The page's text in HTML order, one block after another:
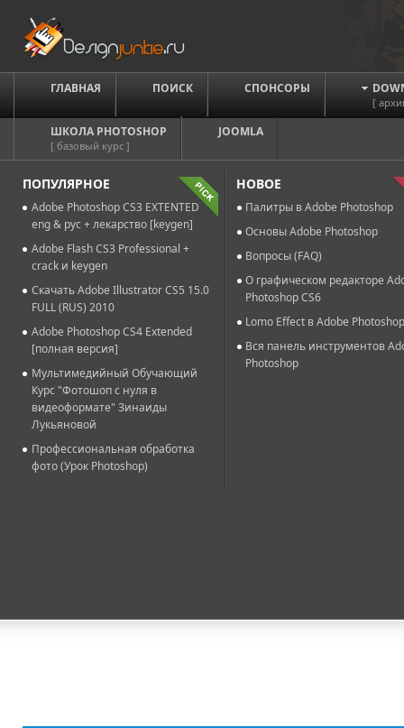
ГЛАВНАЯ ПОИСК СПОНСОРЫ
[
ШКОЛА PHOTOSHOP
[ базовый курс ]
JOOMLA
ПОПУЛЯРНОЕ
Adobe Photoshop CS3 EXTENTED
eng & рус + лекарство [keygen]
Adobe Flash CS3 Professional +
crack и keygen
Скачать Adobe Illustrator CS5 15.0
FULL (RUS) 2010
Adobe Photoshop CS4 Extended
[полная версия]
Мультимедийный Обучающий
Курс "Фотошоп с нуля в
видеоформате" Зинаиды
Лукьяновой
Профессиональная обработка
фото (Урок Photoshop)
НОВОЕ
Палитры в Adobe Photoshop
Основы Adobe Photoshop
Вопросы (FAQ)
О графическом редакторе
Photoshop CS6
Lomo Effect в Adobe
Вся панель инструментов
Photoshop